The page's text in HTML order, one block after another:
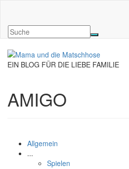
EIN BLOG FÜR DIE LIEBE FAMILIE
AMIGO
Allgemein
...
Spielen